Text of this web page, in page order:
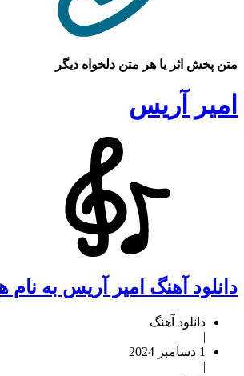
متن پخش اثر یا هر متن دلخواه دیگر
امیر آریس
دانلود آهنگ امیر آریس به نام
دانلود آهنگ
|
1 دسامبر 2024
|